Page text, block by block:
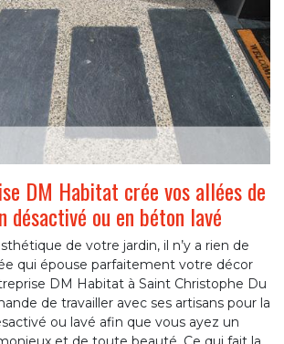
DM Habitat crée vos allées de
désactivé ou en béton lavé
de votre jardin, il n’y a rien de
qui épouse parfaitement votre décor
DM Habitat à Saint Christophe Du
de travailler avec ses artisans pour la
ou lavé afin que vous ayez un